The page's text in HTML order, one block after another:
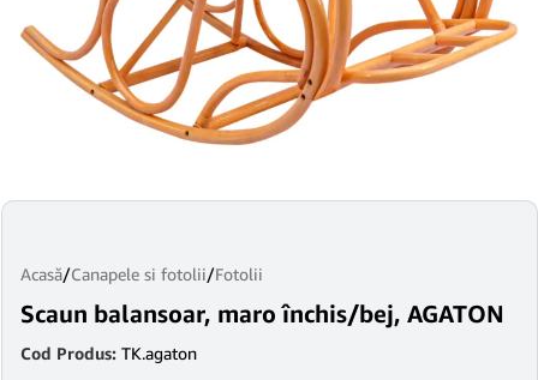
Acasă/Canapele si fotolii/Fotolii
Scaun balansoar, maro închis/bej, AGATON
Cod Produs: TK.agaton